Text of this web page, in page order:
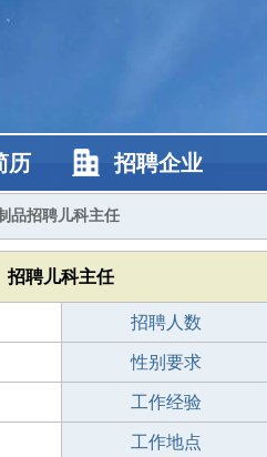
历 招聘企业
品招聘儿科主任
招聘儿科主任
招聘人数
性别要求
工作经验
工作地点